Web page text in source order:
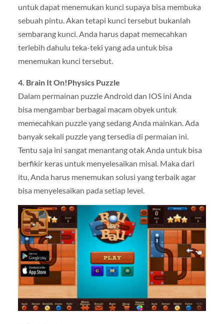
untuk dapat menemukan kunci supaya bisa membuka
sebuah pintu. Akan tetapi kunci tersebut bukanlah
sembarang kunci. Anda harus dapat memecahkan
terlebih dahulu teka-teki yang ada untuk bisa
menemukan kunci tersebut.
4. Brain It On!Physics Puzzle
Dalam permainan puzzle Android dan IOS ini Anda
bisa mengambar berbagai macam obyek untuk
memecahkan puzzle yang sedang Anda mainkan. Ada
banyak sekali puzzle yang tersedia di permaian ini.
Tentu saja ini sangat menantang otak Anda untuk bisa
berfikir keras untuk menyelesaikan misal. Maka dari
itu, Anda harus menemukan solusi yang terbaik agar
bisa menyelesaikan pada setiap level.